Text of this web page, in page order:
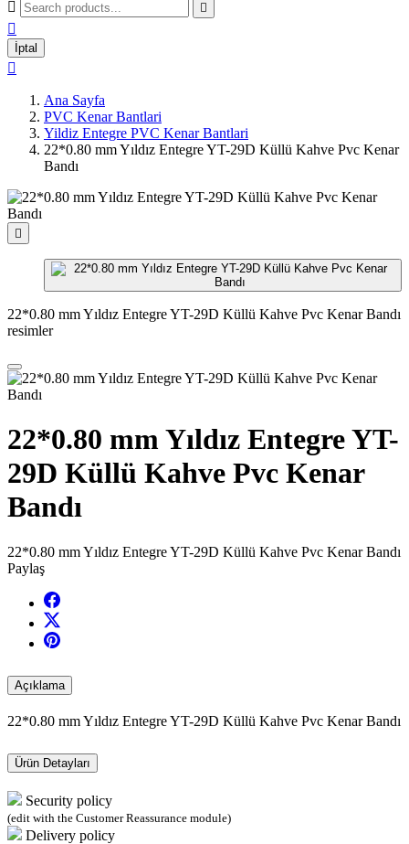
 

İptal

Ana Sayfa
PVC Kenar Bantlari
Yildiz Entegre PVC Kenar Bantlari
22*0.80 mm Yıldız Entegre YT-29D Küllü Kahve Pvc Kenar
Bandı

22*0.80 mm Yıldız Entegre YT-29D Küllü Kahve Pvc Kenar Bandı
resimler
22*0.80 mm Yıldız Entegre YT-
29D Küllü Kahve Pvc Kenar
Bandı
22*0.80 mm Yıldız Entegre YT-29D Küllü Kahve Pvc Kenar Bandı
Paylaş
Açıklama
22*0.80 mm Yıldız Entegre YT-29D Küllü Kahve Pvc Kenar Bandı
Ürün Detayları
Security policy
(edit with the Customer Reassurance module)
Delivery policy